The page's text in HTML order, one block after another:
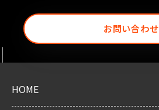
お問い合わせ
HOME